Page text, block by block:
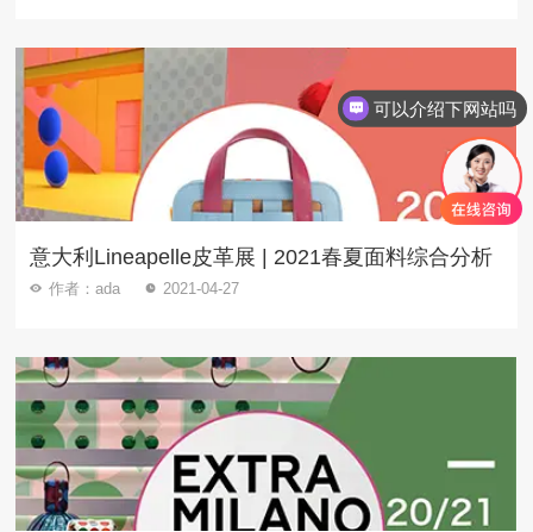
意大利Lineapelle皮革展 | 2021春夏面料综合分析
作者：ada 2021-04-27
如何了解更多资讯内容